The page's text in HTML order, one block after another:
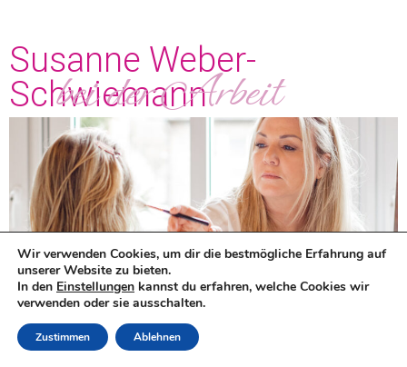
Susanne Weber-
Schwiemann
bei der Arbeit
Wir verwenden Cookies, um dir die bestmögliche Erfahrung auf
unserer Website zu bieten.
In den Einstellungen kannst du erfahren, welche Cookies wir
verwenden oder sie ausschalten.
Zustimmen Ablehnen